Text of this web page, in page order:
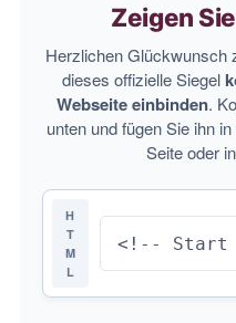
Zeigen
Herzlichen Glückwunsch
dieses offizielle Siegel
Webseite einbinden.
unten und fügen Sie ihn
Seite oder
H
T
M
L